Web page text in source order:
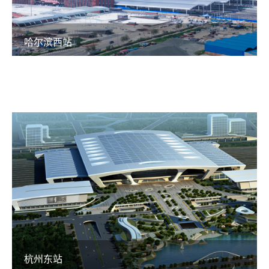
哈尔滨西站
杭州东站